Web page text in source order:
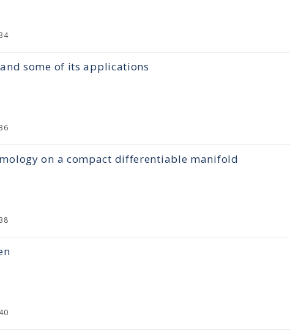
some of its applications
on a compact differentiable manifold